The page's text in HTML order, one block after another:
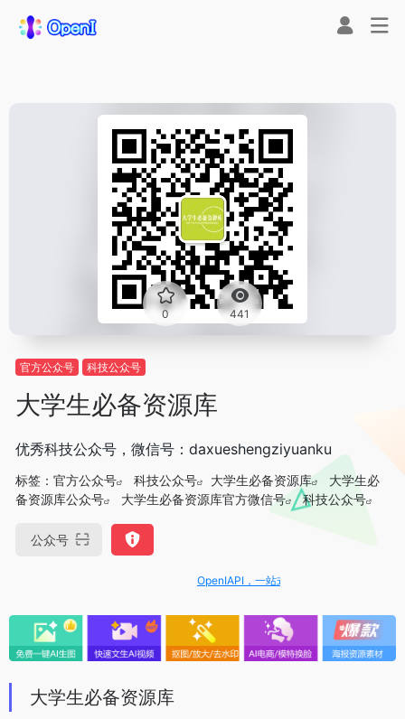
0 441
官方公众号 科技公众号
大学生必备资源库
优秀科技公众号，微信号：daxueshengziyuanku
标签： 官方公众号 科技公众号 大学生必备资源库
大学生必
备资源库公众号
大学生必备资源库官方微信号 科技公众号
公众号
OpenIAPI，一站式大模型API聚合平台
大学生必备资源库